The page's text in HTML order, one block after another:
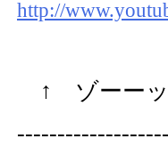
http://
↑ ゾーーッ